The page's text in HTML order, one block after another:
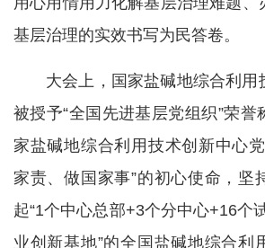
基层治理的实效书写为民答卷。
大会上，国家盐碱地综合利用
被授予“全国先进基层党组织”荣誉
家盐碱地综合利用技术创新中心
家责、做国家事”的初心使命，坚
起“1个中心总部+3个分中心+16个
业创新基地”的全国盐碱地综合利